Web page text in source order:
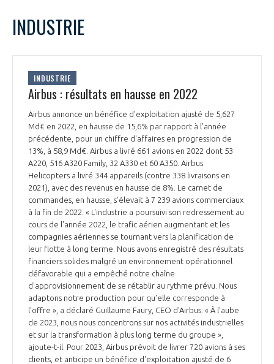
PRÉSENTATION
NOTRE VISION
NOS MISSIONS
NOTRE HISTOIRE
ORGANISATION
LE CONSEIL DU GIFAS
L’ÉQUIPE DU GIFAS
NOS RÉSEAUX À L'INTERNATIONAL
FONCTIONNEMENT
GEADS
COMITÉ AERO PME
STARTAIR
COMMISSIONS ET COMITÉS
ACCOMPAGNEMENT DE NOS ADHÉRENTS
LES PROGRAMMES DU GIFAS
UN ÉCOSYSTÈME INTÉGRÉ ET COHÉRENT
POURQUOI DEVENIR MEMBRE ?
LA MÉDIATION
LA MÉDIATION DANS LA FILIÈRE AÉRONAUTIQUE ET SPATIALE
LE MÉDIATEUR DE LA FILIÈRE AÉRONAUTIQUE ET SPATIALE
MÉDIATION ET CHARTE D’ENGAGEMENT SUR LES RELATIONS ENTRE
CLIENTS ET FOURNISSEURS
LE SALON DU BOURGET
L'OBSERVATOIRE
CHIFFRES CLÉS
L
1 2 3 4
5
17
27
28
INDUSTRIE
INDUSTRIE
Airbus : résultats en hausse en 2022
Airbus annonce un bénéfice d'exploitation ajusté de 5,627
Md€ en 2022, en hausse de 15,6% par rapport à l’année
précédente, pour un chiffre d'affaires en progression de
13%, à 58,9 Md€. Airbus a livré 661 avions en 2022 dont 53
A220, 516 A320 Family, 32 A330 et 60 A350. Airbus
Helicopters a livré 344 appareils (contre 338 livraisons en
2021), avec des revenus en hausse de 8%. Le carnet de
commandes, en hausse, s'élevait à 7 239 avions commerciaux
à la fin de 2022. « L'industrie a poursuivi son redressement au
cours de l'année 2022, le trafic aérien augmentant et les
compagnies aériennes se tournant vers la planification de
leur flotte à long terme. Nous avons enregistré des résultats
financiers solides malgré un environnement opérationnel
défavorable qui a empêché notre chaîne
d'approvisionnement de se rétablir au rythme prévu. Nous
adaptons notre production pour qu'elle corresponde à
l'offre », a déclaré Guillaume Faury, CEO d'Airbus. « À l'aube
de 2023, nous nous concentrons sur nos activités industrielles
et sur la transformation à plus long terme du groupe »,
ajoute-t-il. Pour 2023, Airbus prévoit de livrer 720 avions à ses
clients, et anticipe un bénéfice d'exploitation ajusté de 6
Rejoignez une filière d’excellence et développez
Découvrez les avantages d'adhérer au GIFAS.
Rencontres, salons, données sectorielles,
programmes ...
DEMANDE D’ADHÉSION